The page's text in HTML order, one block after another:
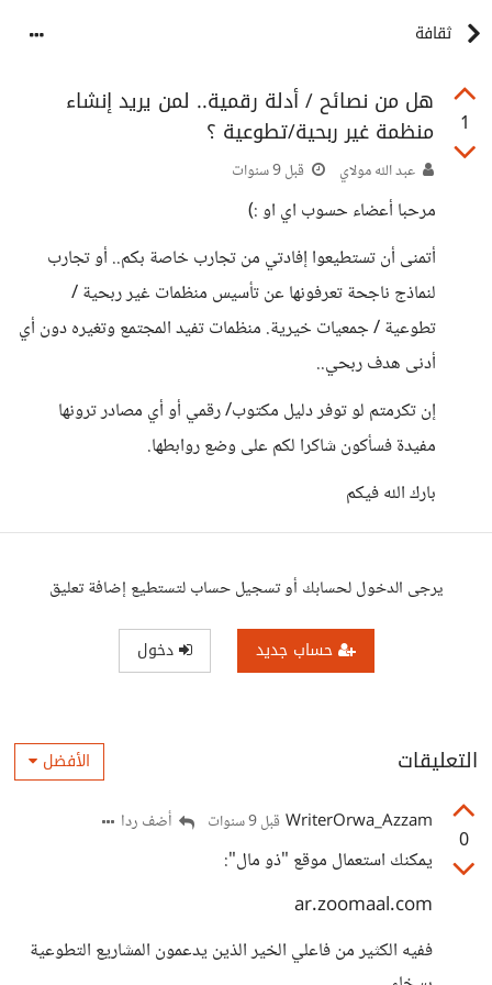
ثقافة
1
هل من نصائح / أدلة رقمية.. لمن يريد إنشاء
منظمة غير ربحية/تطوعية ؟
عبد الله مولاي قبل 9 سنوات
مرحبا أعضاء حسوب اي او :)
أتمنى أن تستطيعوا إفادتي من تجارب خاصة بكم.. أو تجارب
لنماذج ناجحة تعرفونها عن تأسيس منظمات غير ربحية /
تطوعية / جمعيات خيرية. منظمات تفيد المجتمع وتغيره دون أي
أدنى هدف ربحي..
إن تكرمتم لو توفر دليل مكتوب/ رقمي أو أي مصادر ترونها
مفيدة فسأكون شاكرا لكم على وضع روابطها.
بارك الله فيكم
يرجى الدخول لحسابك أو تسجيل حساب لتستطيع إضافة تعليق
حساب جديد دخول
التعليقات الأفضل
0
WriterOrwa_Azzam قبل 9 سنوات أضف ردا
يمكنك استعمال موقع "ذو مال":
ar.zoomaal.com
ففيه الكثير من فاعلي الخير الذين يدعمون المشاريع التطوعية